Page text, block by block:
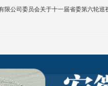
限公司委员会关于十一届省委第六轮巡